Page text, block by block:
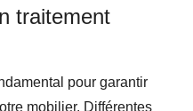
traitement
pour garantir
mobilier. Différentes